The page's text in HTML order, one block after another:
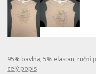
95% bavlna, 5% elastan, ruční
celý popis